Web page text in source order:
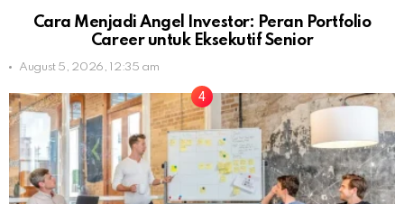
Cara Menjadi Angel Investor: Peran Portfolio
Career untuk Eksekutif Senior
August 5, 2026, 12:35 am